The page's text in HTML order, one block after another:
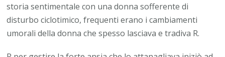
storia sentimentale con una donna sofferente di
disturbo ciclotimico, frequenti erano i cambiamenti
umorali della donna che spesso lasciava e tradiva R.